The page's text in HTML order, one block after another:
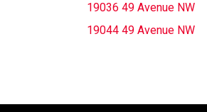
19036 49 Avenue NW
19044 49 Avenue NW